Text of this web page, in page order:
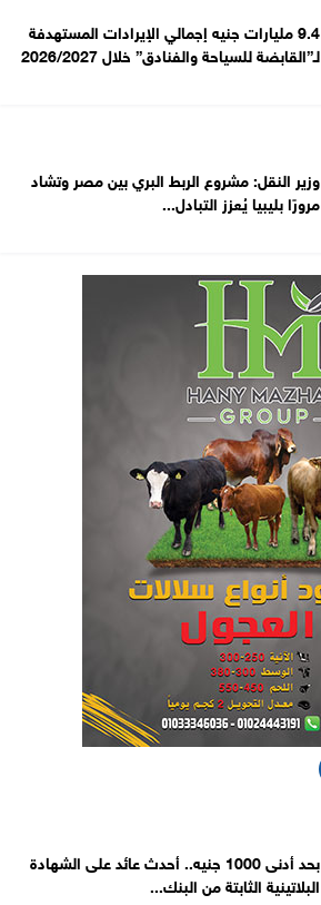
9.4 مليارات جنيه إجمالي الإيرادات المستهدفة
لـ”القابضة للسياحة والفنادق” خلال 2026/2027
وزير النقل: مشروع الربط البري بين مصر وتشاد
مرورًا بليبيا يُعزز التبادل...
بحد أدنى 1000 جنيه.. أحدث عائد على الشهادة
البلاتينية الثابتة من البنك...